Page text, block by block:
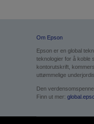
Om Epson
Epson er en global
teknologier for å koble
kontorutskrift,
uttømmelige
Den
Finn ut mer: